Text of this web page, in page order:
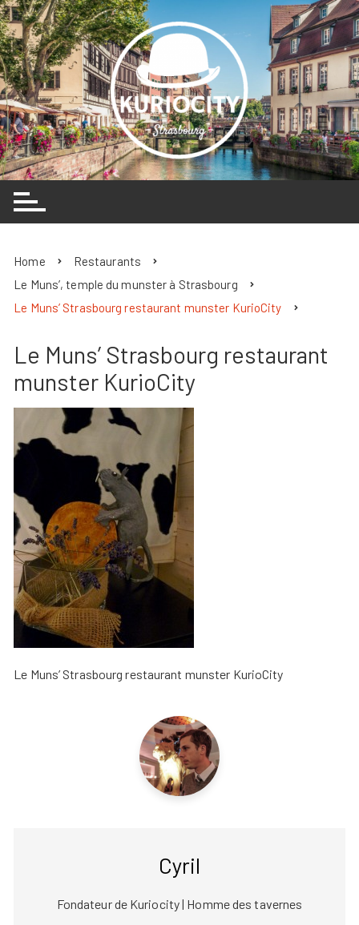
Skip
to
content
Home
Restaurants
Le Muns’, temple du munster à Strasbourg
Le Muns’ Strasbourg restaurant munster KurioCity
Le Muns’ Strasbourg restaurant
munster KurioCity
Le Muns’ Strasbourg restaurant munster KurioCity
Cyril
Fondateur de Kuriocity | Homme des tavernes